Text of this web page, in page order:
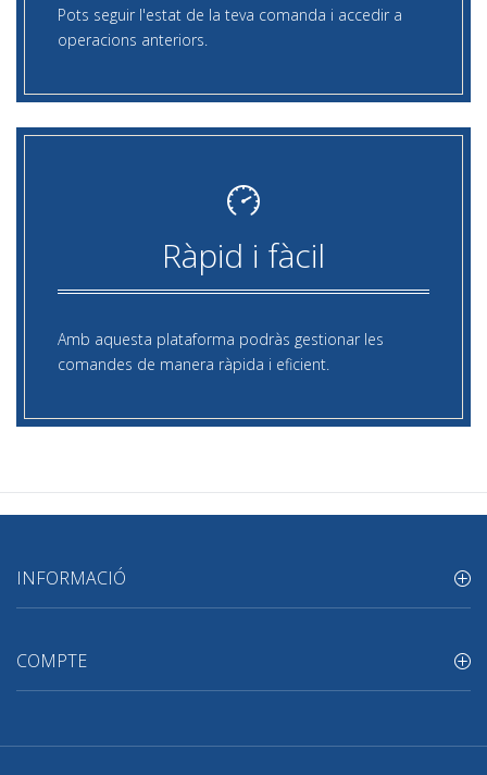
Pots seguir l'estat de la teva comanda i accedir a
operacions anteriors.
Ràpid i fàcil
Amb aquesta plataforma podràs gestionar les
comandes de manera ràpida i eficient.
INFORMACIÓ
COMPTE